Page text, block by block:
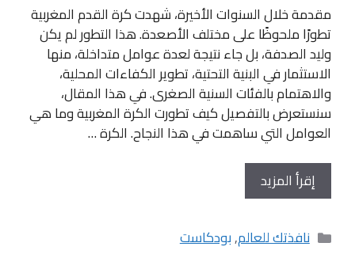
مقدمة خلال السنوات الأخيرة، شهدت كرة القدم المغربية
تطورًا ملحوظًا على مختلف الأصعدة. هذا التطور لم يكن
وليد الصدفة، بل جاء نتيجة لعدة عوامل متداخلة، منها
الاستثمار في البنية التحتية، تطوير الكفاءات المحلية،
والاهتمام بالفئات السنية الصغرى. في هذا المقال،
سنستعرض بالتفصيل كيف تطورت الكرة المغربية وما هي
العوامل التي ساهمت في هذا النجاح. الكرة …
إقرأ المزيد
التصنيفات
نافذتك للعالم,بودكاست